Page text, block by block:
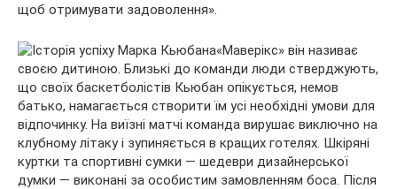
щоб отримувати задоволення».
«Маверікс» він називає
своєю дитиною. Близькі до команди люди стверджують,
що своїх баскетболістів Кьюбан опікується, немов
батько, намагається створити їм усі необхідні умови для
відпочинку. На виїзні матчі команда вирушає виключно на
клубному літаку і зупиняється в кращих готелях. Шкіряні
куртки та спортивні сумки — шедеври дизайнерської
думки — виконані за особистим замовленням боса. Після